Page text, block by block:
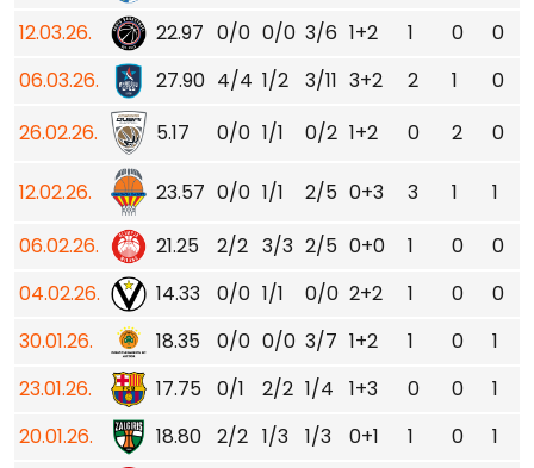
12.03.26.
22.97 0/0 0/0 3/6 1+2 1 0
0
06.03.26.
27.90 4/4 1/2 3/11 3+2 2 1
0
26.02.26.
5.17 0/0 1/1 0/2 1+2 0 2 0
12.02.26. 23.57 0/0 1/1 2/5 0+3 3 1
1
06.02.26.
21.25 2/2 3/3 2/5 0+0 1 0
0
04.02.26.
14.33 0/0 1/1 0/0 2+2 1 0
0
30.01.26.
18.35 0/0 0/0 3/7 1+2 1 0
1
23.01.26.
17.75 0/1 2/2 1/4 1+3 0 0
1
20.01.26.
18.80 2/2 1/3 1/3 0+1 1 0
1